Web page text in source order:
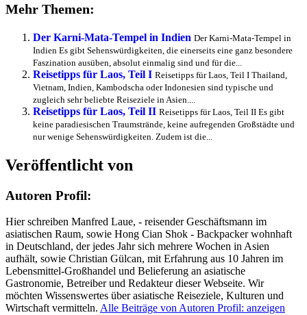
Mehr Themen:
Der Karni-Mata-Tempel in Indien Der Karni-Mata-Tempel in
Indien Es gibt Sehenswürdigkeiten, die einerseits eine ganz besondere
Faszination ausüben, absolut einmalig sind und für die...
Reisetipps für Laos, Teil I Reisetipps für Laos, Teil I Thailand,
Vietnam, Indien, Kambodscha oder Indonesien sind typische und
zugleich sehr beliebte Reiseziele in Asien....
Reisetipps für Laos, Teil II Reisetipps für Laos, Teil II Es gibt
keine paradiesischen Traumstrände, keine aufregenden Großstädte und
nur wenige Sehenswürdigkeiten. Zudem ist die...
Veröffentlicht von
Autoren Profil:
Hier schreiben Manfred Laue, - reisender Geschäftsmann im
asiatischen Raum, sowie Hong Cian Shok - Backpacker wohnhaft
in Deutschland, der jedes Jahr sich mehrere Wochen in Asien
aufhält, sowie Christian Gülcan, mit Erfahrung aus 10 Jahren im
Lebensmittel-Großhandel und Belieferung an asiatische
Gastronomie, Betreiber und Redakteur dieser Webseite. Wir
möchten Wissenswertes über asiatische Reiseziele, Kulturen und
Wirtschaft vermitteln. Alle Beiträge von Autoren Profil: anzeigen